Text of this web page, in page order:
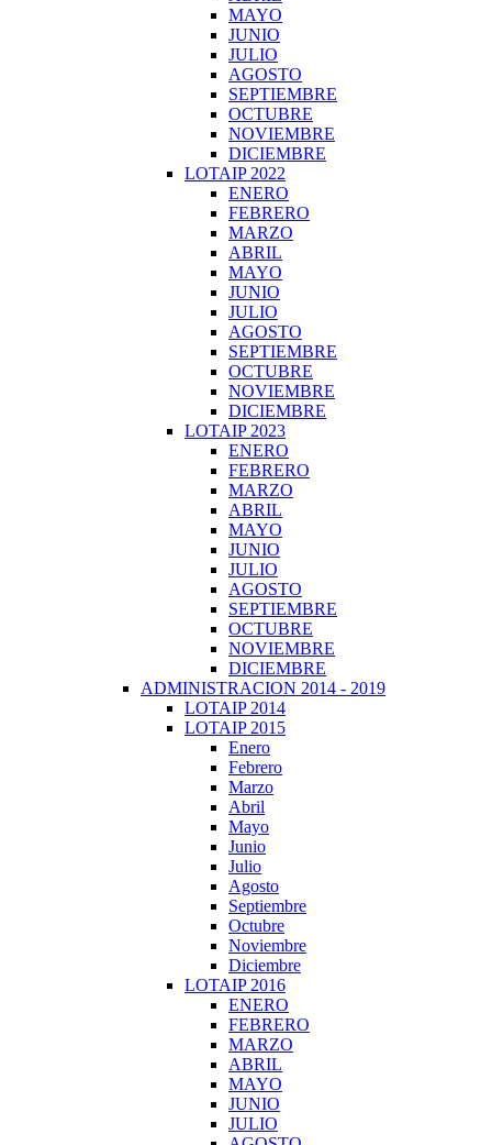
MAYO
JUNIO
JULIO
AGOSTO
SEPTIEMBRE
OCTUBRE
NOVIEMBRE
DICIEMBRE
LOTAIP 2022
ENERO
FEBRERO
MARZO
ABRIL
MAYO
JUNIO
JULIO
AGOSTO
SEPTIEMBRE
OCTUBRE
NOVIEMBRE
DICIEMBRE
LOTAIP 2023
ENERO
FEBRERO
MARZO
ABRIL
MAYO
JUNIO
JULIO
AGOSTO
SEPTIEMBRE
OCTUBRE
NOVIEMBRE
DICIEMBRE
ADMINISTRACION 2014 - 2019
LOTAIP 2014
LOTAIP 2015
Enero
Febrero
Marzo
Abril
Mayo
Junio
Julio
Agosto
Septiembre
Octubre
Noviembre
Diciembre
LOTAIP 2016
ENERO
FEBRERO
MARZO
ABRIL
MAYO
JUNIO
JULIO